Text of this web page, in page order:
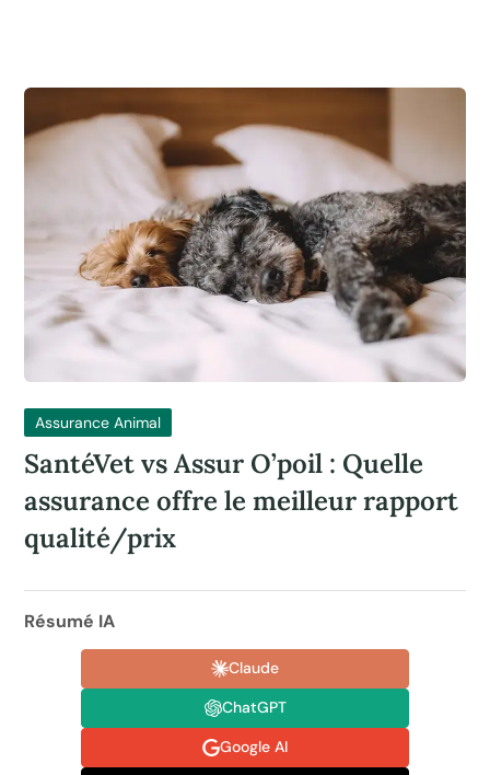
Assurance Animal
SantéVet vs Assur O’poil : Quelle
assurance offre le meilleur rapport
qualité/prix
Résumé IA
Claude
ChatGPT
Google AI